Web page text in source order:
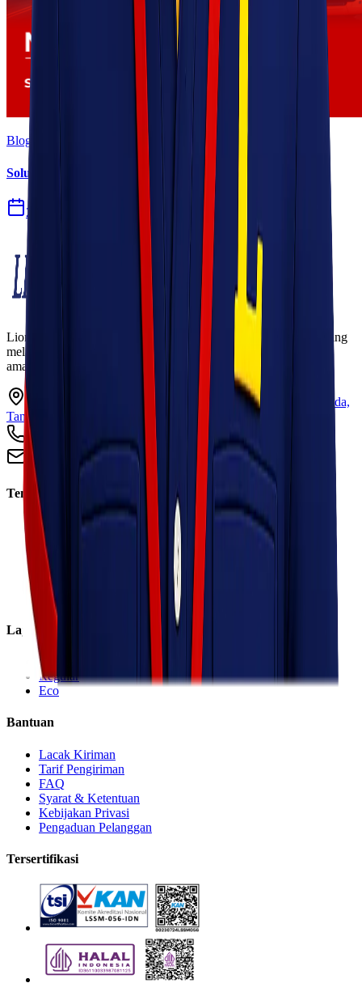
Blog
Solusi Logistik untuk Perusahaan Manufaktur
27 Jul 2026
Lionel Express adalah perusahaan jasa pengiriman terpercaya yang
melayani pengiriman barang ke seluruh Indonesia dengan cepat,
aman, dan harga kompetitif.
Ruko Garden Square Blok G No. 11-12 Jurumudi baru, Benda,
Tangerang, Banten 15124
+62 813 8838 8182
info@lionelexpress.com
Tentang Kami
Tentang Kami
Visi & Misi
Sosial Perusahaan
Karir
Cabang
Informasi
Layanan
Express
Regular
Eco
Bantuan
Lacak Kiriman
Tarif Pengiriman
FAQ
Syarat & Ketentuan
Kebijakan Privasi
Pengaduan Pelanggan
Tersertifikasi